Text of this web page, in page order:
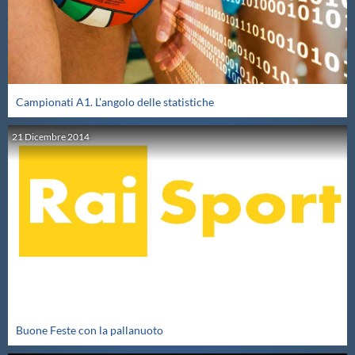
Protezione Civile
Sostenibilità
Privacy
Cookie Policy
Archivio News
Campionati A1. L'angolo delle statistiche
21Dicembre2014
Buone Feste con la pallanuoto